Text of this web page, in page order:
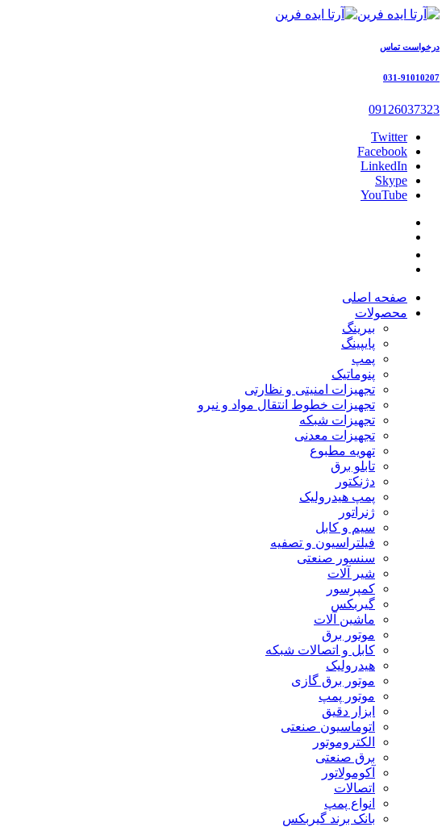
درخواست تماس
031-91010207
09126037323
Twitter
Facebook
LinkedIn
Skype
YouTube
صفحه اصلی
محصولات
بیرینگ
پایپینگ
پمپ
پنوماتیک
تجهیزات امنیتی و نظارتی
تجهیزات خطوط انتقال مواد و نیرو
تجهیزات شبکه
تجهیزات معدنی
تهویه مطبوع
تابلو برق
دژنکتور
پمپ هیدرولیک
ژنراتور
سیم و کابل
فیلتراسیون و تصفیه
سنسور صنعتی
شیر آلات
کمپرسور
گیربکس
ماشین آلات
موتور برق
کابل و اتصالات شبکه
هیدرولیک
موتور برق گازی
موتور پمپ
ابزار دقیق
اتوماسیون صنعتی
الکتروموتور
برق صنعتی
آکومولاتور
اتصالات
انواع پمپ
بانک برند گیربکس